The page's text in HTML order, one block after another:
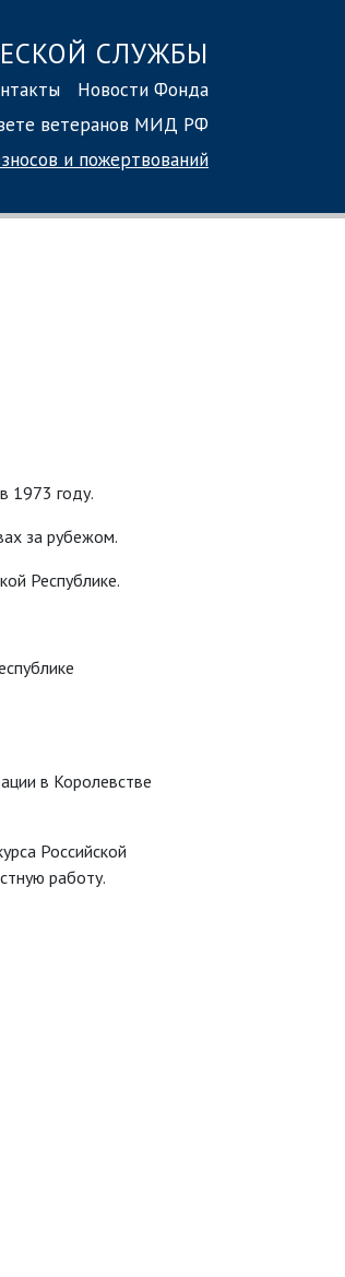
СЛУЖБЫ
Новости Фонда
ветеранов МИД РФ
и пожертвований
1973 году.
за рубежом.
Республике.
в Королевстве
Российской
работу.